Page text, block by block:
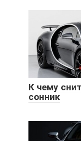
К чему
сонник